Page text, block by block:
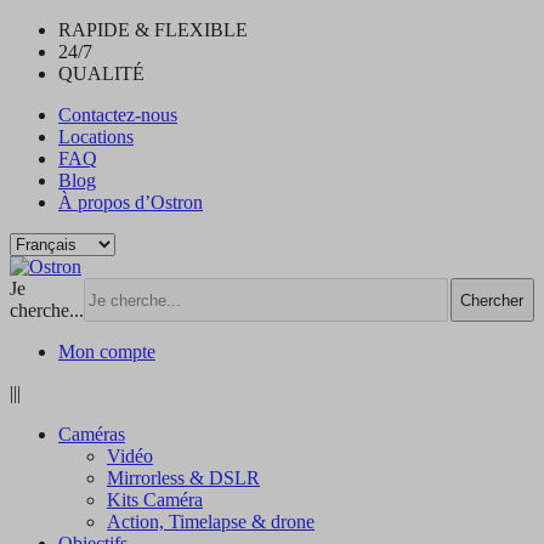
RAPIDE & FLEXIBLE
24/7
QUALITÉ
Contactez-nous
Locations
FAQ
Blog
À propos d’Ostron
Je
cherche...
Chercher
Mon compte
|||
Caméras
Vidéo
Mirrorless & DSLR
Kits Caméra
Action, Timelapse & drone